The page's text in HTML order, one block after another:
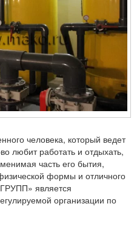
человека, который ведет
любит работать и отдыхать,
часть его бытия,
формы и отличного
является
организации по